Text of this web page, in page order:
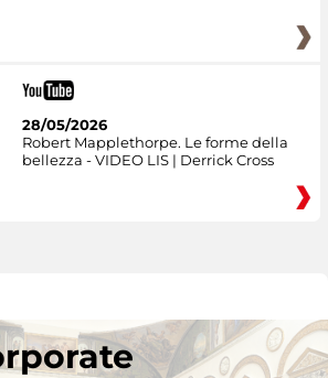
28/05/2026
Robert Mapplethorpe. Le forme della
bellezza - VIDEO LIS | Derrick Cross